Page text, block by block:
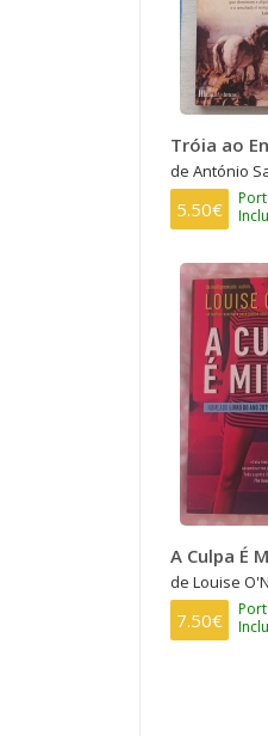
Tróia ao
de António
5.50€
A Culpa É
de Louise
7.50€